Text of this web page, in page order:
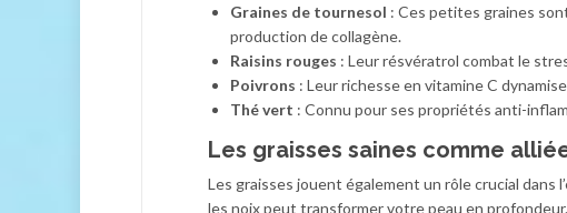
Graines de tournesol : Ces petites graines
production de collagène.
Raisins rouges : Leur résvératrol combat le
Poivrons : Leur richesse en vitamine C
Thé vert : Connu pour ses propriétés anti-
Les graisses saines comme
Les graisses jouent également un rôle crucial dans
les noix peut transformer votre peau en